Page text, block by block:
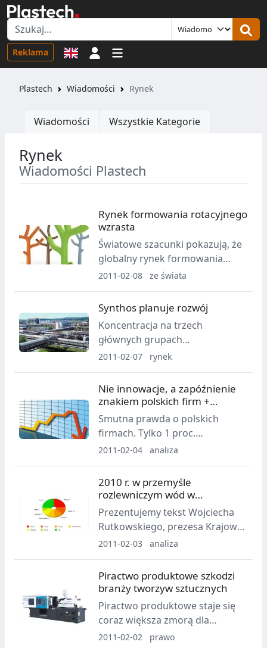
Reklama Logowanie
Plastech Wiadomości Rynek
Wiadomości Wszystkie Kategorie
Rynek
Wiadomości Plastech
Rynek formowania rotacyjnego
wzrasta
Światowe szacunki pokazują, że
globalny rynek formowania
rotacyjnego wzrasta w tempie 6
2011-02-08 ze świata
Synthos planuje rozwój
Koncentracja na trzech
głównych grupach
produktowych: kauczukach,
dyspersjach winylowych to
strategia Grupy Synthos na
najbliższą przyszłość. Grupa
chce pełnić rolę głównego
dostawcy dla krajowych
odbiorców oraz znaczącego
eksportera. Na połowę tego
roku przewidziano
uruchomienie instalacji do
produkcji kauczuków
polibutadienowych.
2011-02-07 rynek
Nie innowacje, a zapóźnienie
znakiem polskich firm +
komentarz
Smutna prawda o polskich
firmach. Tylko 1 proc.
innowacyjnych rozwiązań
pochodzi z nauki polskiej.
Rodzime firmy są na szarym
końcu w Europie jeśli idzie w
wdrażanie innowacji - wynika z
raportu Innowacyjność 2010
opublikowanego przez Polską
Agencję Rozwoju
Przedsiębiorczości.
2011-02-04 analiza
2010 r. w przemyśle
rozlewniczym wód w
opakowaniach i napojów
bezalkoholowych
Prezentujemy tekst Wojciecha
Rutkowskiego, prezesa Krajowej
Izby Gospodarczej „Przemysł
aktualnej sytuacji na rynku wód i
napojów. To bardzo ciekawy
artykuł przynoszący dużą porcję
wiedzy dla wszystkich
działających m.in. w przemyśle
tworzyw sztucznych i opakowań.
2011-02-03 analiza
Piractwo produktowe szkodzi
branży tworzyw sztucznych
Piractwo produktowe staje się
coraz większa zmorą dla
producentów maszyn. Walka z
2011-02-02 prawo